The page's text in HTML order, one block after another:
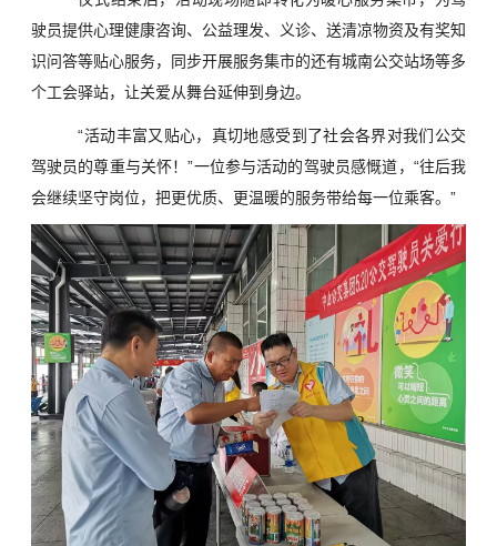
驶员提供心理健康咨询、公益理发、义诊、送清凉物资及有奖知
识问答等贴心服务，同步开展服务集市的还有城南公交站场等多
个工会驿站，让关爱从舞台延伸到身边。
“活动丰富又贴心，真切地感受到了社会各界对我们公交
驾驶员的尊重与关怀！”一位参与活动的驾驶员感慨道，“往后我
会继续坚守岗位，把更优质、更温暖的服务带给每一位乘客。”